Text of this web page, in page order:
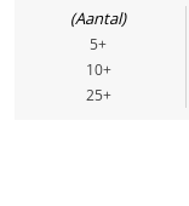
CO2 vermindering
Energielabel
Aantal
5+
10+
25+